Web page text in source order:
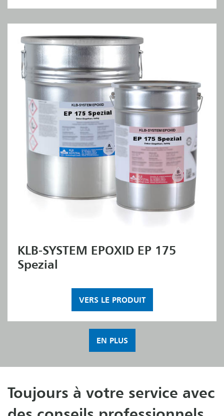
KLB-SYSTEM EPOXID EP 175
Spezial
VERS LE PRODUIT
EN PLUS
Toujours à votre service avec